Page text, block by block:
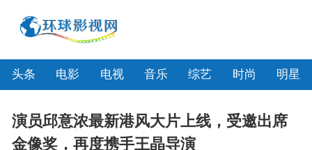
头条 电影 电视 音乐 综艺 时尚 明星
演员邱意浓最新港风大片上线，受邀出席
金像奖，再度携手王晶导演